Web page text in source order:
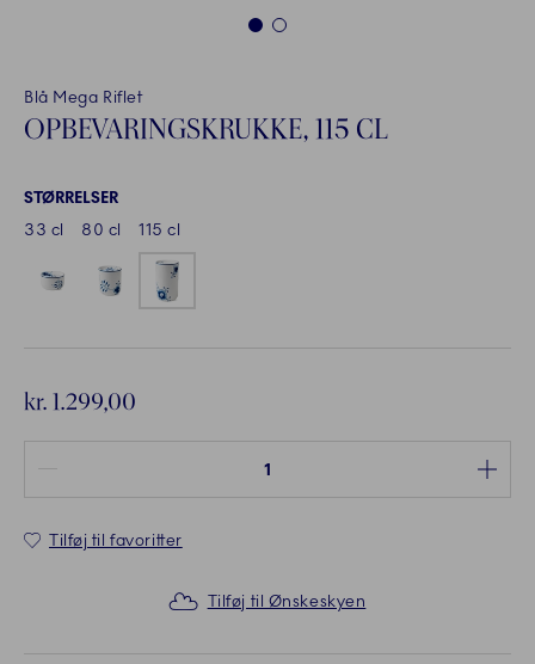
1 2
Blå Mega Riflet
OPBEVARINGSKRUKKE, 115 CL
STØRRELSER
33 cl
80 cl 115 cl
kr. 1.299,00
Tilføj til favoritter
Tilføj til Ønskeskyen